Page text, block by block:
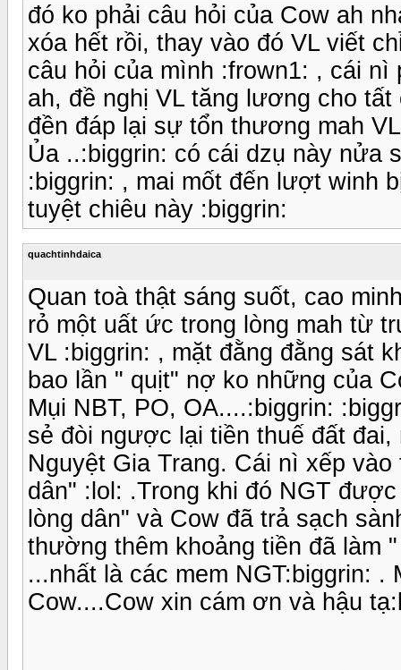
đó ko phải câu hỏi của Cow ah
xóa hết rồi, thay vào đó VL viết
câu hỏi của mình :frown1: , cái
ah, đề nghị VL tăng lương cho
đền đáp lại sự tổn thương mah
Ủa ..:biggrin: có cái dzụ này nửa
:biggrin: , mai mốt đến lượt winh
tuyệt chiêu này :biggrin:
quachtinhdaica
Quan toà thật sáng suốt, cao
rỏ một uất ức trong lòng mah từ
VL :biggrin: , mặt đằng đằng sát
bao lần " quịt" nợ ko những của
Mụi NBT, PO, OA....:biggrin:
sẻ đòi ngược lại tiền thuế đất
Nguyệt Gia Trang. Cái nì xếp
dân" :lol: .Trong khi đó NGT
lòng dân" và Cow đã trả sạch
thường thêm khoảng tiền đã làm
...nhất là các mem NGT:biggrin:
Cow....Cow xin cám ơn và hậu